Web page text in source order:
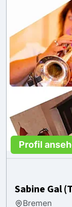
Profil
Sabine Gal
Bremen